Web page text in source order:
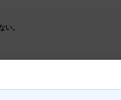
。
ー リーガル